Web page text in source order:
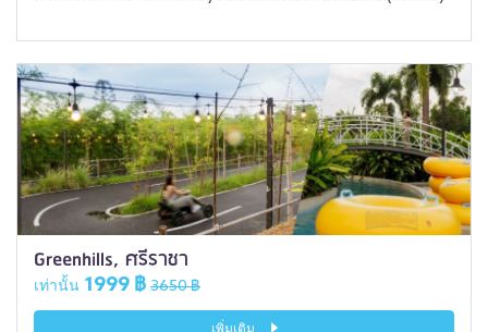
Greenhills, ศรีราชา
เท่านั้น 1999 ฿ 3650 ฿